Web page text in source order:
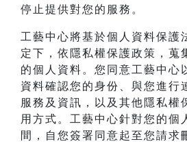
停止提供對您的服務。
工藝中心將基於個人資料保護
定下，依隱私權保護政策，蒐
的個人資料。您同意工藝中心
資料確認您的身份、與您進行
服務及資訊，以及其他隱私權
用方式。工藝中心針對您的個
間，自您簽署同意起至您請求